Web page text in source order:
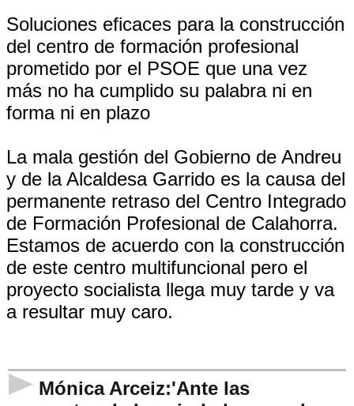
Soluciones eficaces para la construcción
del centro de formación profesional
prometido por el PSOE que una vez
más no ha cumplido su palabra ni en
forma ni en plazo
La mala gestión del Gobierno de Andreu
y de la Alcaldesa Garrido es la causa del
permanente retraso del Centro Integrado
de Formación Profesional de Calahorra.
Estamos de acuerdo con la construcción
de este centro multifuncional pero el
proyecto socialista llega muy tarde y va
a resultar muy caro.
Mónica Arceiz:'Ante las